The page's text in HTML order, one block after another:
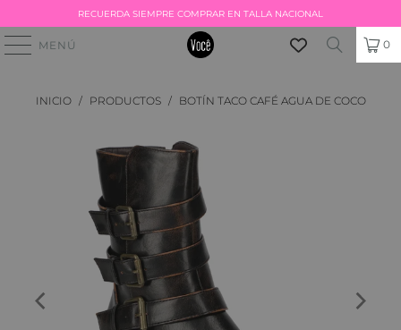
RECUERDA SIEMPRE COMPRAR EN TALLA NACIONAL
MENÚ 0
INICIO / PRODUCTOS / BOTÍN TACO CAFÉ AGUA DE COCO